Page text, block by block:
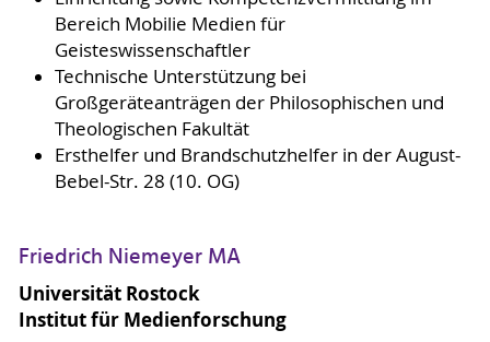
Bereich Mobilie Medien für
Geisteswissenschaftler
Technische Unterstützung bei
Großgeräteanträgen der Philosophischen und
Theologischen Fakultät
Ersthelfer und Brandschutzhelfer in der August-
Bebel-Str. 28 (10. OG)
Friedrich Niemeyer MA
Universität Rostock
Institut für Medienforschung